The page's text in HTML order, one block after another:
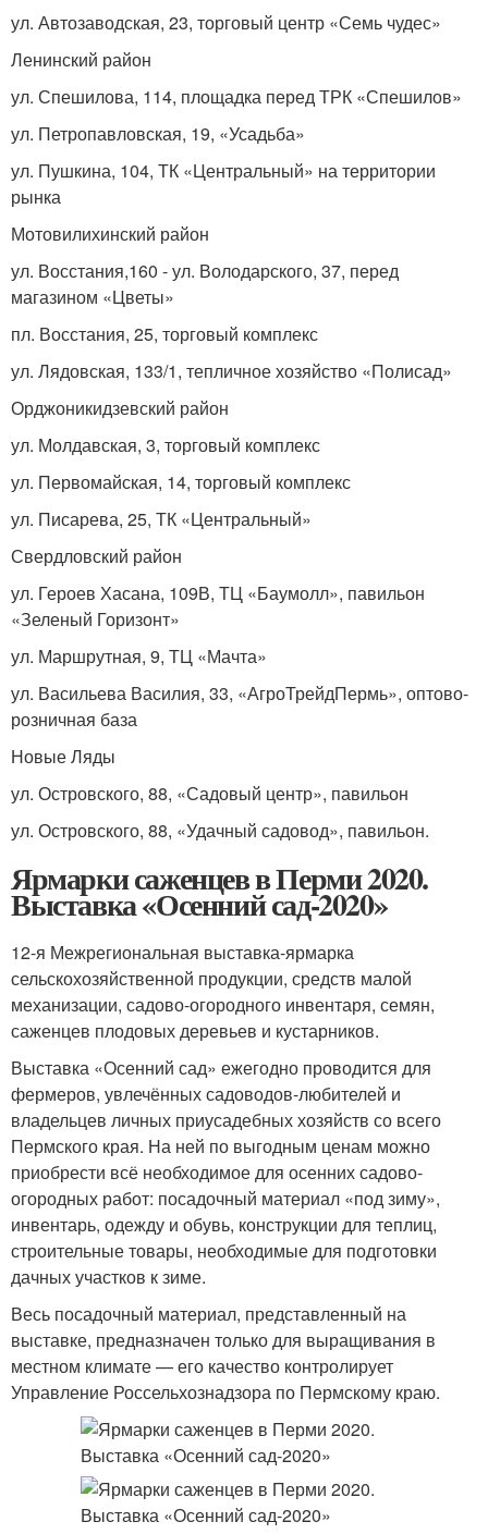
ул. Автозаводская, 23, торговый центр «Семь чудес»
Ленинский район
ул. Спешилова, 114, площадка перед ТРК «Спешилов»
ул. Петропавловская, 19, «Усадьба»
ул. Пушкина, 104, ТК «Центральный» на территории
рынка
Мотовилихинский район
ул. Восстания,160 - ул. Володарского, 37, перед
магазином «Цветы»
пл. Восстания, 25, торговый комплекс
ул. Лядовская, 133/1, тепличное хозяйство «Полисад»
Орджоникидзевский район
ул. Молдавская, 3, торговый комплекс
ул. Первомайская, 14, торговый комплекс
ул. Писарева, 25, ТК «Центральный»
Свердловский район
ул. Героев Хасана, 109В, ТЦ «Баумолл», павильон
«Зеленый Горизонт»
ул. Маршрутная, 9, ТЦ «Мачта»
ул. Васильева Василия, 33, «АгроТрейдПермь», оптово-
розничная база
Новые Ляды
ул. Островского, 88, «Садовый центр», павильон
ул. Островского, 88, «Удачный садовод», павильон.
Ярмарки саженцев в Перми 2020.
Выставка «Осенний сад-2020»
12-я Межрегиональная выставка-ярмарка
сельскохозяйственной продукции, средств малой
механизации, садово-огородного инвентаря, семян,
саженцев плодовых деревьев и кустарников.
Выставка «Осенний сад» ежегодно проводится для
фермеров, увлечённых садоводов-любителей и
владельцев личных приусадебных хозяйств со всего
Пермского края. На ней по выгодным ценам можно
приобрести всё необходимое для осенних садово-
огородных работ: посадочный материал «под зиму»,
инвентарь, одежду и обувь, конструкции для теплиц,
строительные товары, необходимые для подготовки
дачных участков к зиме.
Весь посадочный материал, представленный на
выставке, предназначен только для выращивания в
местном климате — его качество контролирует
Управление Россельхознадзора по Пермскому краю.